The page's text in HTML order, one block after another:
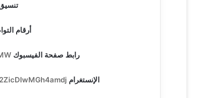
أرقام التواصل 01001015193/
رابط صفحة الفيسبوك
الإنستغرام